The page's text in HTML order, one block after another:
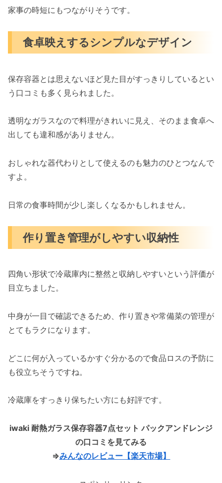
家事の時短にもつながりそうです。
食卓映えするシンプルなデザイン
保存容器とは思えないほど見た目がすっきりしているとい
う口コミも多く見られました。
透明なガラスなので料理がきれいに見え、そのまま食卓へ
出しても違和感がありません。
おしゃれな器代わりとして使えるのも魅力のひとつなんで
すよ。
日常の食事時間が少し楽しくなるかもしれません。
作り置き管理がしやすい収納性
四角い形状で冷蔵庫内に整然と収納しやすいという評価が
目立ちました。
中身が一目で確認できるため、作り置きや常備菜の管理が
とてもラクになります。
どこに何が入っているかすぐ分かるので食品ロスの予防に
も役立ちそうですね。
冷蔵庫をすっきり保ちたい方にも好評です。
iwaki 耐熱ガラス保存容器7点セット パックアンドレンジ
の口コミを見てみる
⇒みんなのレビュー【楽天市場】